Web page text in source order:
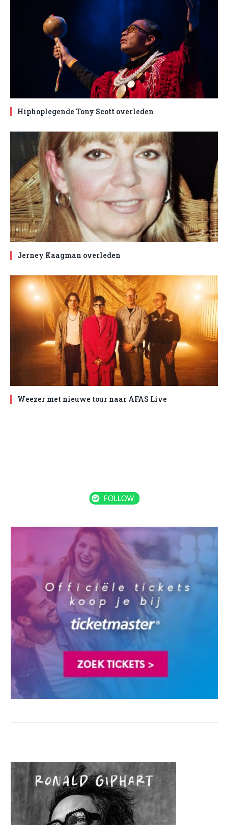
Hiphoplegende Tony Scott overleden
Jerney Kaagman overleden
Weezer met nieuwe tour naar AFAS Live